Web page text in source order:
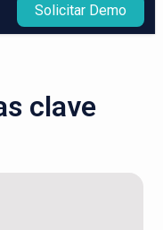
Solicitar Demo
clave